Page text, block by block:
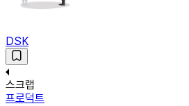
DSK
스크랩
프로덕트